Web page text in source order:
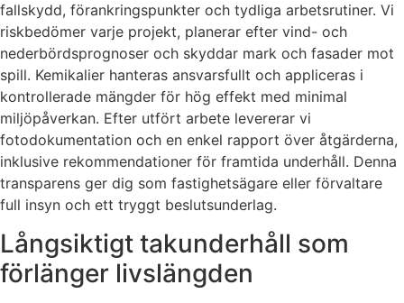
fallskydd, förankringspunkter och tydliga arbetsrutiner. Vi
riskbedömer varje projekt, planerar efter vind- och
nederbördsprognoser och skyddar mark och fasader mot
spill. Kemikalier hanteras ansvarsfullt och appliceras i
kontrollerade mängder för hög effekt med minimal
miljöpåverkan. Efter utfört arbete levererar vi
fotodokumentation och en enkel rapport över åtgärderna,
inklusive rekommendationer för framtida underhåll. Denna
transparens ger dig som fastighetsägare eller förvaltare
full insyn och ett tryggt beslutsunderlag.
Långsiktigt takunderhåll som
förlänger livslängden